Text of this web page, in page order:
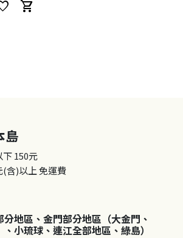
shopping_cart
島
下150元
(含)以上免運費
分地區、金門部分地區（大金門、
小琉球、連江全部地區、綠島）